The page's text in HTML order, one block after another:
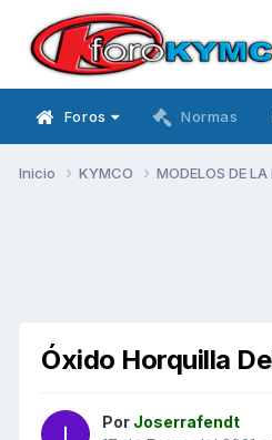
Foros Normas
Inicio KYMCO MODELOS DE
Óxido Horquilla
Por Joserrafendt